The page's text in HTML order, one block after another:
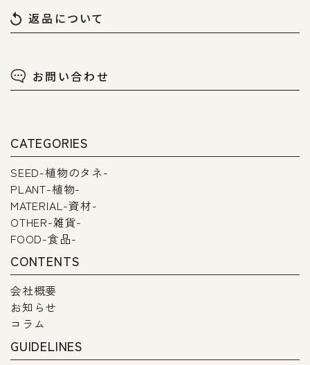
返品について
お問い合わせ
CATEGORIES
SEED-植物のタネ-
PLANT-植物-
MATERIAL-資材-
OTHER-雑貨-
FOOD-食品-
CONTENTS
会社概要
お知らせ
コラム
GUIDELINES